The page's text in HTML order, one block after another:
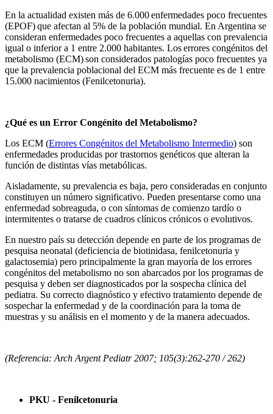
En la actualidad existen más de 6.000 enfermedades poco frecuentes
(EPOF) que afectan al 5% de la población mundial. En Argentina se
consideran enfermedades poco frecuentes a aquellas con prevalencia
igual o inferior a 1 entre 2.000 habitantes. Los errores congénitos del
metabolismo (ECM) son considerados patologías poco frecuentes ya
que la prevalencia poblacional del ECM más frecuente es de 1 entre
15.000 nacimientos (Fenilcetonuria).
¿Qué es un Error Congénito del Metabolismo?
Los ECM (Errores Congénitos del Metabolismo Intermedio) son
enfermedades producidas por trastornos genéticos que alteran la
función de distintas vías metabólicas.
Aisladamente, su prevalencia es baja, pero consideradas en conjunto
constituyen un número significativo. Pueden presentarse como una
enfermedad sobreaguda, o con síntomas de comienzo tardío o
intermitentes o tratarse de cuadros clínicos crónicos o evolutivos.
En nuestro país su detección depende en parte de los programas de
pesquisa neonatal (deficiencia de biotinidasa, fenilcetonuria y
galactosemia) pero principalmente la gran mayoría de los errores
congénitos del metabolismo no son abarcados por los programas de
pesquisa y deben ser diagnosticados por la sospecha clínica del
pediatra. Su correcto diagnóstico y efectivo tratamiento depende de
sospechar la enfermedad y de la coordinación para la toma de
muestras y su análisis en el momento y de la manera adecuados.
(Referencia: Arch Argent Pediatr 2007; 105(3):262-270 / 262)
PKU - Fenilcetonuria